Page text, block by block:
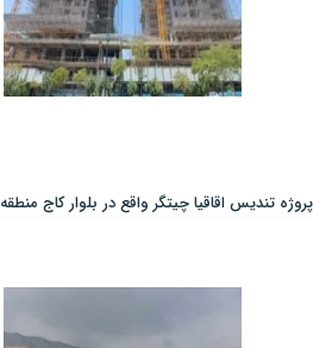
پروژه تندیس اقاقیا چیتگر واقع در بلوار کاج منطقه 22